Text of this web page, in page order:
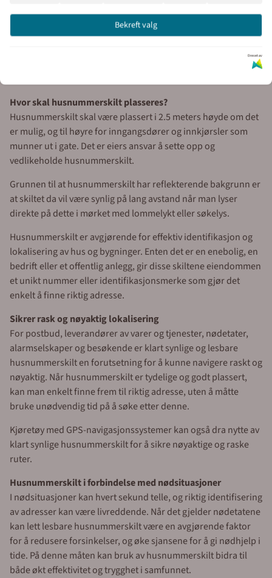
2 siffer B x H 220 x 150 mm
3 siffer B x H 310 x 150 mm
Hvor skal husnummerskilt plasseres?
Husnummerskilt skal være plassert i 2.5 meters høyde om det
er mulig, og til høyre for inngangsdører og innkjørsler som
munner ut i gate. Det er eiers ansvar å sette opp og
vedlikeholde husnummerskilt.
Grunnen til at husnummerskilt har reflekterende bakgrunn er
at skiltet da vil være synlig på lang avstand når man lyser
direkte på dette i mørket med lommelykt eller søkelys.
Husnummerskilt er avgjørende for effektiv identifikasjon og
lokalisering av hus og bygninger. Enten det er en enebolig, en
bedrift eller et offentlig anlegg, gir disse skiltene eiendommen
et unikt nummer eller identifikasjonsmerke som gjør det
enkelt å finne riktig adresse.
Sikrer rask og nøyaktig lokalisering
For postbud, leverandører av varer og tjenester, nødetater,
alarmselskaper og besøkende er klart synlige og lesbare
husnummerskilt en forutsetning for å kunne navigere raskt og
nøyaktig. Når husnummerskilt er tydelige og godt plassert,
kan man enkelt finne frem til riktig adresse, uten å måtte
bruke unødvendig tid på å søke etter denne.
Kjøretøy med GPS-navigasjonssystemer kan også dra nytte av
klart synlige husnummerskilt for å sikre nøyaktige og raske
ruter.
Husnummerskilt i forbindelse med nødsituasjoner
I nødsituasjoner kan hvert sekund telle, og riktig identifisering
av adresser kan være livreddende. Når det gjelder nødetatene
kan lett lesbare husnummerskilt være en avgjørende faktor
for å redusere forsinkelser, og øke sjansene for å gi nødhjelp i
tide. På denne måten kan bruk av husnummerskilt bidra til
både økt effektivitet og trygghet i samfunnet.
Bekreft valg
Drevet av